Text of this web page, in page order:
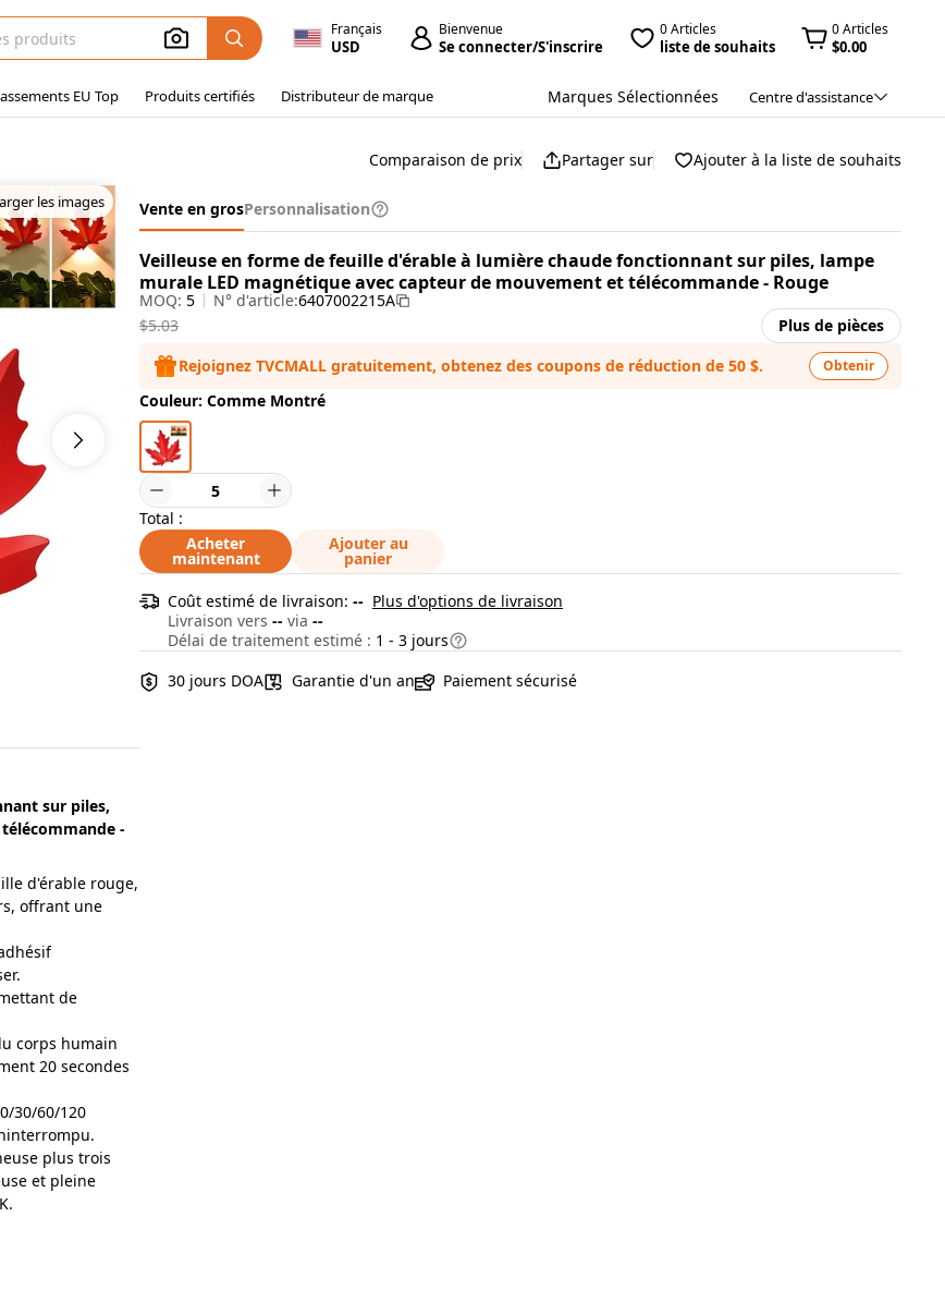
Français
USD
Bienvenue
Se connecter/S'inscrire
0 Articles
liste de souhaits
0 Articles
$0.00
EU Top Produits certifiés Distributeur de marque Marques Sélectionnées Centre d'assistance
les images
sur piles,
-
d'érable rouge,
offrant une
de
corps humain
20 secondes
30/60/120
plus trois
et pleine
Comparaison de prix Partager sur Ajouter à la liste de souhaits
Vente en grosPersonnalisation
Veilleuse en forme de feuille d'érable à lumière chaude fonctionnant sur piles, lampe
murale LED magnétique avec capteur de mouvement et télécommande - Rouge
MOQ: 5 N° d'article:6407002215A
$5.03
Plus de pièces
Rejoignez TVCMALL gratuitement, obtenez des coupons de réduction de 50 $.
Obtenir
Couleur: Comme Montré
Total :
Acheter
maintenant
Ajouter au
panier
Coût estimé de livraison: -- Plus d'options de livraison
Livraison vers -- via --
Délai de traitement estimé : 1 - 3 jours
30 jours DOA
Garantie d'un an Paiement sécurisé